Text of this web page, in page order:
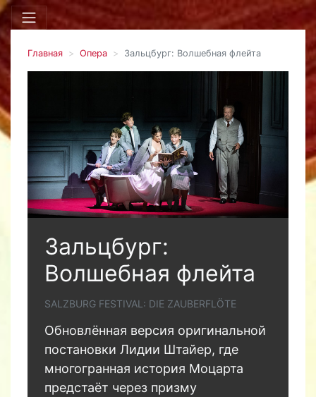
Главная Опера Зальцбург: Волшебная флейта
Зальцбург:
Волшебная флейта
SALZBURG FESTIVAL: DIE ZAUBERFLÖTE
Обновлённая версия оригинальной
постановки Лидии Штайер, где
многогранная история Моцарта
предстаёт через призму